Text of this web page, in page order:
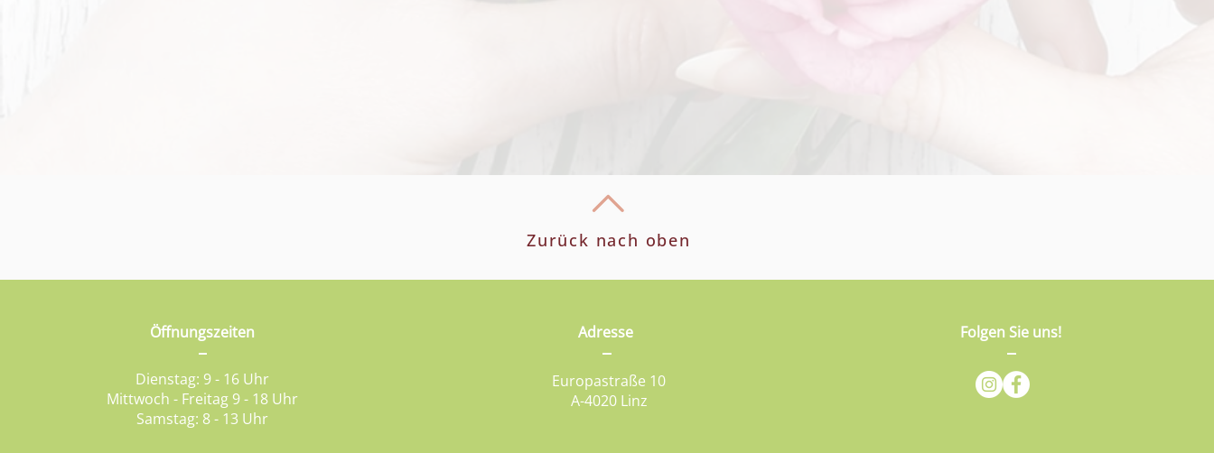
Zurück nach oben
Öffnungszeiten
Dienstag: 9 - 16 Uhr
Mittwoch - Freitag 9 - 18 Uhr
Samstag: 8 - 13 Uhr
Adresse
Europastraße 10
A-4020 Linz
Folgen Sie uns!